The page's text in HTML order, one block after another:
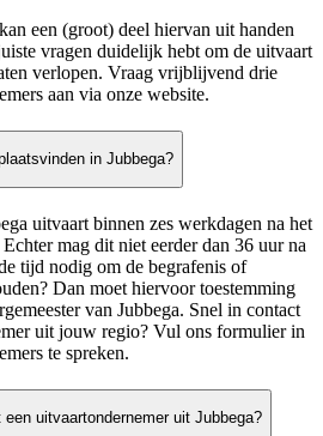
een (groot) deel hiervan uit handen
vragen duidelijk hebt om de uitvaart
verlopen. Vraag vrijblijvend drie
aan via onze website.
in Jubbega?
uitvaart binnen zes werkdagen na het
mag dit niet eerder dan 36 uur na
tijd nodig om de begrafenis of
Dan moet hiervoor toestemming
van Jubbega. Snel in contact
uit jouw regio? Vul ons formulier in
te spreken.
uitvaartondernemer uit Jubbega?